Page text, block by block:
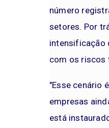
número
setores. Por
intensificação
com os riscos
"Esse cenário
empresas
está